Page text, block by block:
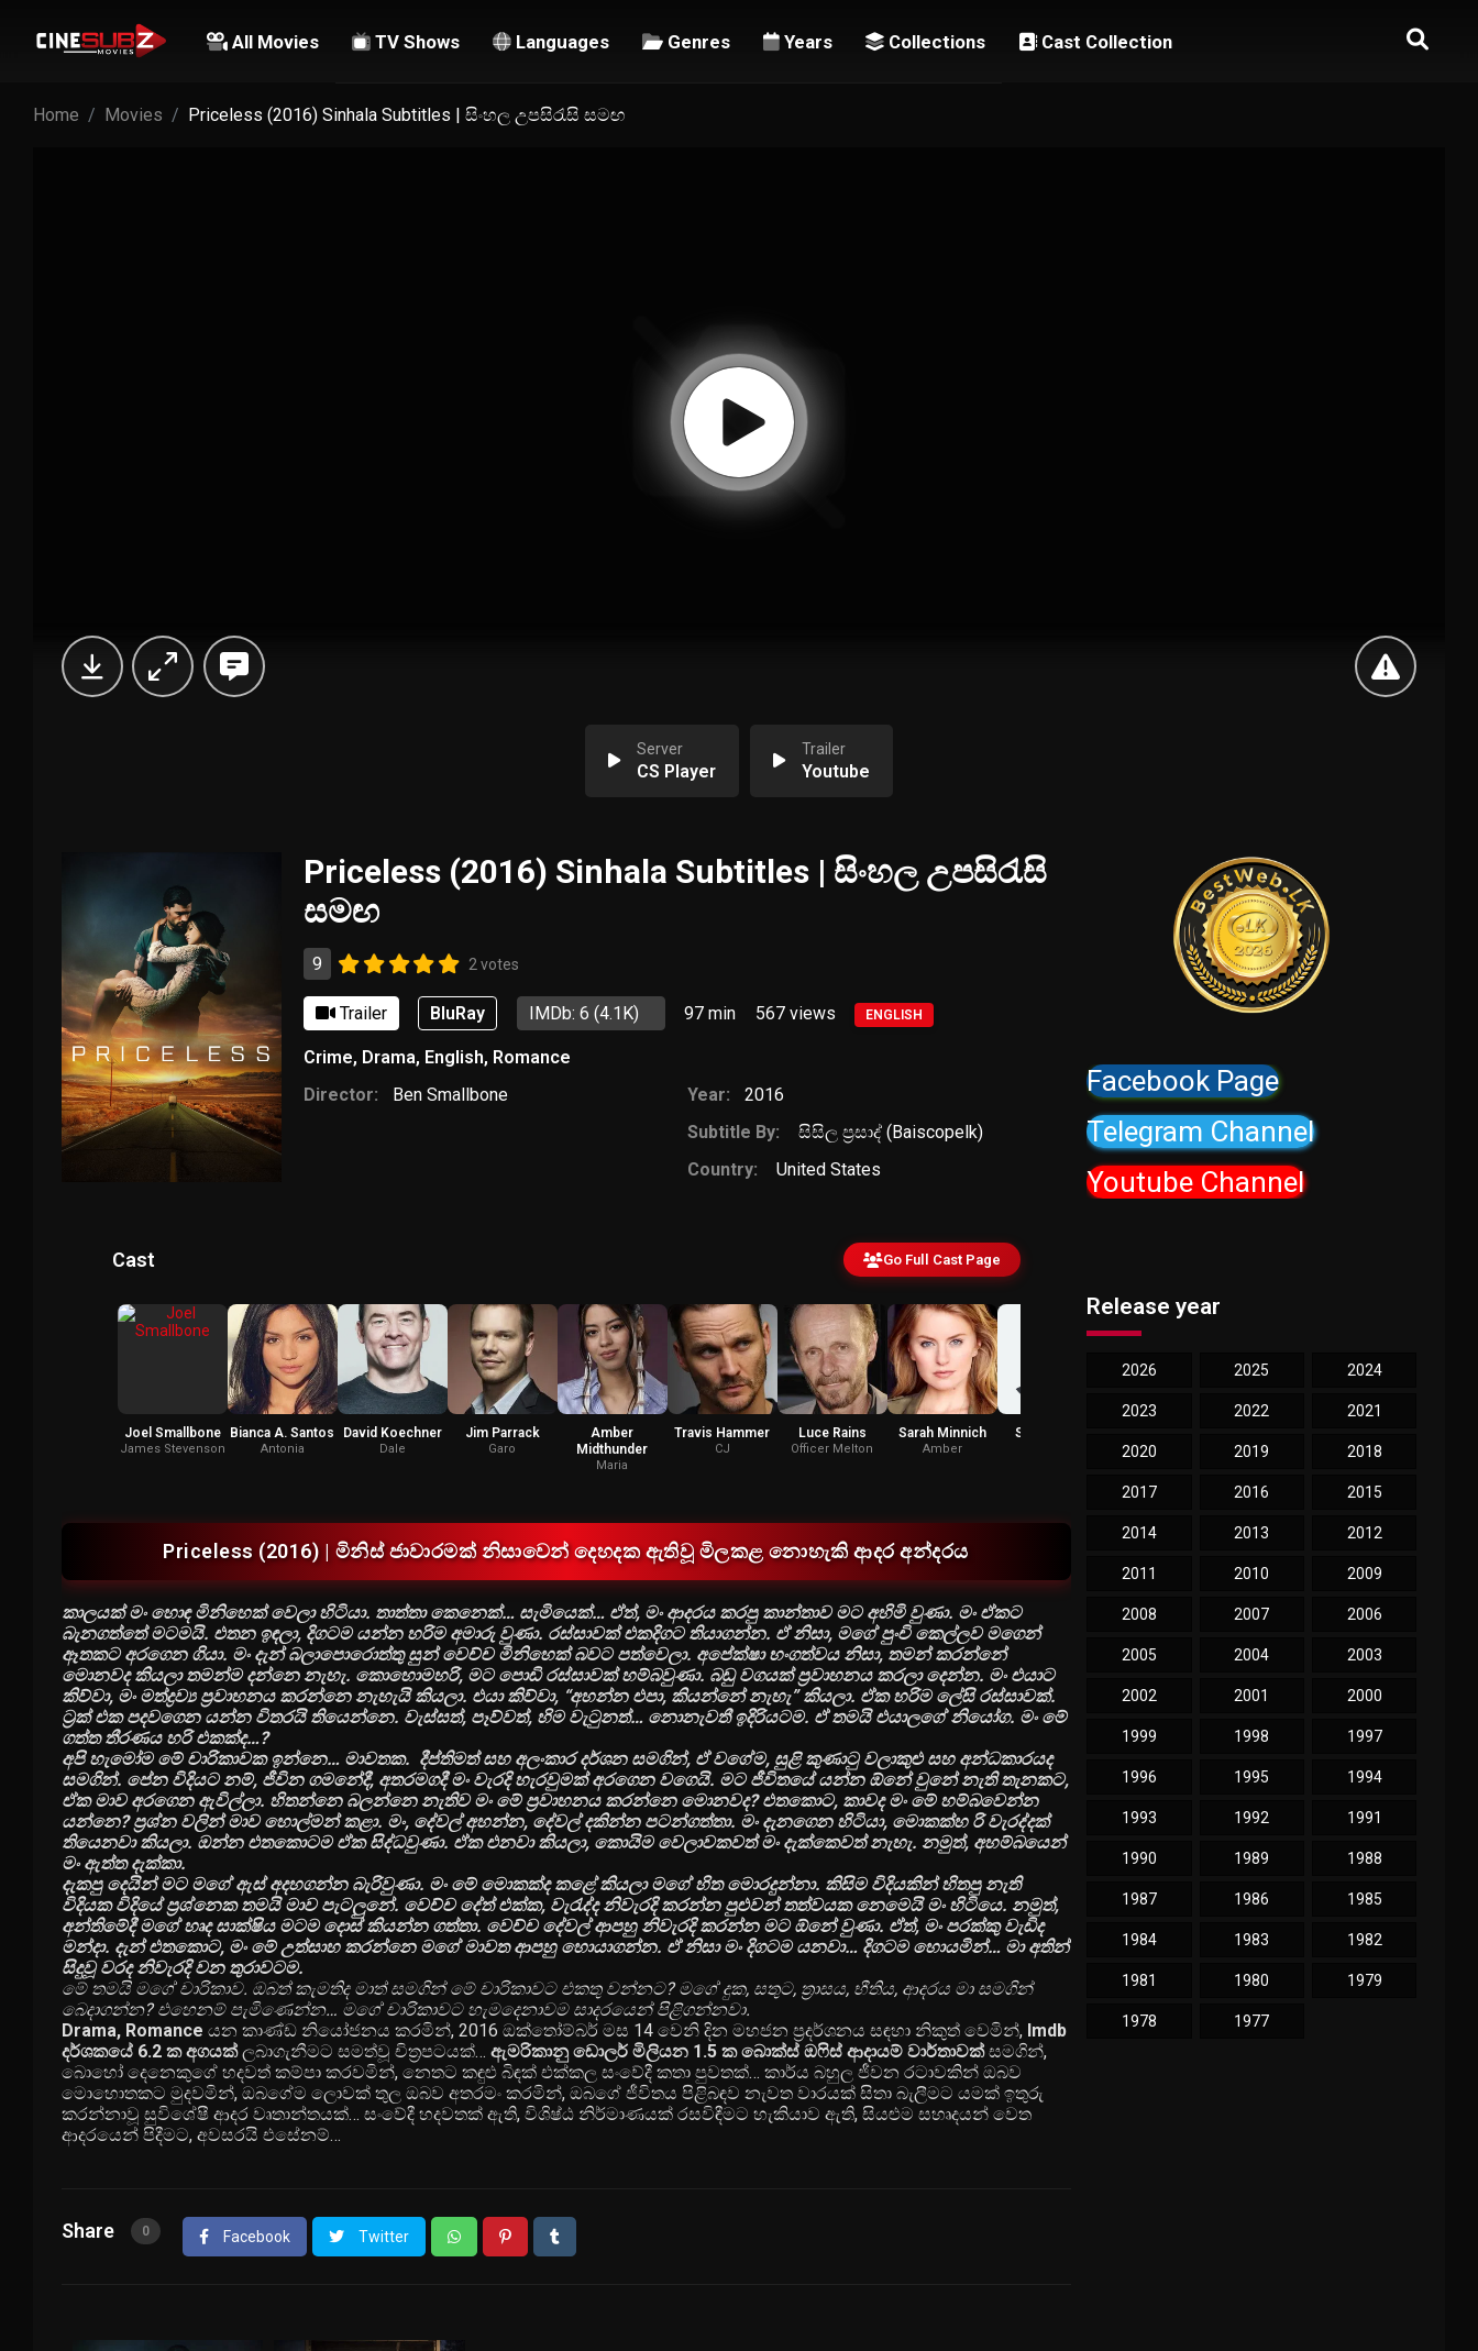
All Movies TV Shows Languages Genres Years Collections Cast Collection
Home Movies Priceless (2016) Sinhala Subtitles | සිංහල උපසිරැසි සමඟ
Server
CS Player
Trailer
Youtube
Priceless (2016) Sinhala Subtitles | සිංහල උපසිරැසි
සමඟ
9 2 votes
Trailer BluRay IMDb: 6 (4.1K) 97 min 567views ENGLISH
Crime, Drama, English, Romance
Director:
Ben Smallbone Year:
2016
Subtitle By:
සිසිල ප්‍රසාද් (Baiscopelk)
Country:
United States
Cast Go Full Cast Page
Joel Smallbone
James Stevenson
Bianca A. Santos
Antonia
David Koechner
Dale
Jim Parrack
Garo
Amber
Midthunder
Maria
Travis Hammer
CJ
Luce Rains
Officer Melton
Sarah Minnich
Amber
Sierra Rose
Daisy
Priceless (2016) | මිනිස් ජාවාරමක් නිසාවෙන් දෙහදක ඇතිවූ මිලකළ නොහැකි ආදර අන්දරය
කාලයක් මං හොඳ මිනිහෙක් වෙලා හිටියා. තාත්තා කෙනෙක්… සැමියෙක්… ඒත්, මං ආදරය කරපු කාන්තාව මට අහිමි වුණා. මං ඒකට
බැනගත්තේ මටමයි. එතන ඉඳලා, දිගටම යන්න හරිම අමාරු වුණා. රස්සාවක් එකදිගට තියාගන්න. ඒ නිසා, මගේ පුංචි කෙල්ලව මගෙන්
ඈතකට අරගෙන ගියා. මං දැන් බලාපොරොත්තු සුන් වෙච්ච මිනිහෙක් බවට පත්වෙලා. අපේක්ෂා භංගත්වය නිසා, තමන් කරන්නේ
මොනවද කියලා තමන්ම දන්නෙ නැහැ. කොහොමහරි, මට පොඩි රස්සාවක් හම්බවුණා. බඩු වගයක් ප්‍රවාහනය කරලා දෙන්න. මං එයාට
කිව්වා, මං මත්ද්‍රව්‍ය ප්‍රවාහනය කරන්නෙ නැහැයි කියලා. එයා කිව්වා, “අහන්න එපා, කියන්නේ නැහැ” කියලා. ඒක හරිම ලේසි රස්සාවක්.
ට්‍රක් එක පදවගෙන යන්න විතරයි තියෙන්නෙ. වැස්සත්, පෑව්වත්, හිම වැටුනත්… නොනැවතී ඉදිරියටම. ඒ තමයි එයාලගේ නියෝග. මං මේ
ගත්ත තීරණය හරි එකක්ද…?
අපි හැමෝම මේ චාරිකාවක ඉන්නෙ… මාවතක. දීප්තිමත් සහ අලංකාර දර්ශන සමගින්, ඒ වගේම, සුළි කුණාටු වලාකුළු සහ අන්ධකාරයද
සමගින්. පේන විදියට නම්, ජීවින ගමනේදී, අතරමගදී මං වැරදි හැරවුමක් අරගෙන වගෙයි. මට ජීවිතයේ යන්න ඕනේ වුනේ නැති තැනකට,
ඒක මාව අරගෙන ඇවිල්ලා. හිතන්නෙ බලන්නෙ නැතිව මං මේ ප්‍රවාහනය කරන්නෙ මොනවද? එතකොට, කාවද මං මේ හම්බවෙන්න
යන්නෙ? ප්‍රශ්න වලින් මාව හොල්මන් කළා. මං, දේවල් අහන්න, දේවල් දකින්න පටන්ගත්තා. මං දැනගෙන හිටියා, මොකක්හ රි වැරද්දක්
තියෙනවා කියලා. ඔන්න එතකොටම ඒක සිද්ධවුණා. ඒක එනවා කියලා, කොයිම වෙලාවකවත් මං දැක්කෙවත් නැහැ. නමුත්, අහම්බයෙන්
මං ඇත්ත දැක්කා.
දැකපු දෙයින් මට මගේ ඇස් අදහගන්න බැරිවුණා. මං මේ මොකක්ද කළේ කියලා මගේ හිත මොරදුන්නා. කිසිම විදියකින් හිතපු නැති
විදියක විදියේ ප්‍රශ්නෙක තමයි මාව පැටලුනේ. වෙච්ච දේත් එක්ක, වැරැද්ද නිවැරදි කරන්න පුළුවන් තත්වයක නෙමෙයි මං හිටියෙ. නමුත්,
අන්තිමේදී මගේ හෘද සාක්ෂිය මටම දොස් කියන්න ගත්තා. වෙච්ච දේවල් ආපහු නිවැරදි කරන්න මට ඕනේ වුණා. ඒත්, මං පරක්කු වැඩිද
මන්දා. දැන් එතකොට, මං මේ උත්සාහ කරන්නෙ මගේ මාවත ආපහු හොයාගන්න. ඒ නිසා මං දිගටම යනවා… දිගටම හොයමින්… මා අතින්
සිදුවූ වරද නිවැරදි වන තුරාවටම.
මේ තමයි මගේ චාරිකාව. ඔබත් කැමතිද මාත් සමගින් මේ චාරිකාවට එකතු වන්නට? මගේ දුක, සතුට, ත්‍රාසය, භීතිය, ආදරය මා සමගින්
බෙදාගන්න? එහෙනම් පැමිණෙන්න… මගේ චාරිකාවට හැමදෙනාවම සාදරයෙන් පිළිගන්නවා.
Drama, Romance යන කාණ්ඩ නියෝජනය කරමින්, 2016 ඔක්තෝම්බර් මස 14 වෙනි දින මහජන ප්‍රදර්ශනය සඳහා නිකුත් වෙමින්, Imdb
දර්ශකයේ 6.2 ක අගයක්ලබාගැනීමට සමත්වූ චිත්‍රපටයක්… ඇමරිකානු ඩොලර් මිලියන 1.5 ක බොක්ස් ඔෆිස් ආදායම් වාර්තාවක්සමගින්,
බොහෝ දෙනෙකුගේ හදවත් කම්පා කරවමින්, නෙතට කඳුළු බිඳක් එක්කල සංවේදී කතා පුවතක්… කාර්ය බහුල ජීවන රටාවකින් ඔබව
මොහොතකට මුදවමින්, ඔබගේම ලොවක් තුල ඔබව අතරමං කරමින්, ඔබගේ ජීවිතය පිළිබඳව නැවත වාරයක් සිතා බැලීමට යමක් ඉතුරු
කරන්නාවූ සුවිශේෂී ආදර වෘතාන්තයක්… සංවේදී හදවතක් ඇති, විශිෂ්ඨ නිර්මාණයක් රසවිඳීමට හැකියාව ඇති, සියළුම සහෘදයන් වෙත
ආදරයෙන් පිදීමට, අවසරයි එසේනම්…
Share 0 Facebook Twitter
Facebook Page
Telegram Channel
Youtube Channel
Release year
2026 2025 2024
2023 2022 2021
2020 2019 2018
2017 2016 2015
2014 2013 2012
2011 2010 2009
2008 2007 2006
2005 2004 2003
2002 2001 2000
1999 1998 1997
1996 1995 1994
1993 1992 1991
1990 1989 1988
1987 1986 1985
1984 1983 1982
1981 1980 1979
1978 1977